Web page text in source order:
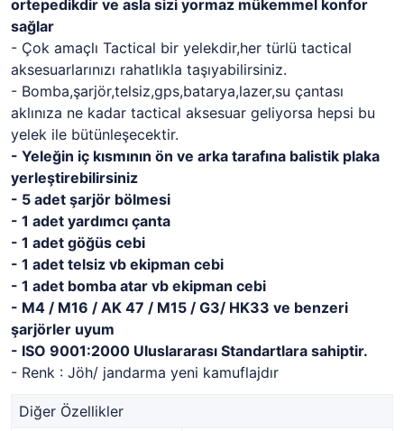
ortepedikdir ve asla sizi yormaz mükemmel konfor
sağlar
- Çok amaçlı Tactical bir yelekdir,her türlü tactical
aksesuarlarınızı rahatlıkla taşıyabilirsiniz.
- Bomba,şarjör,telsiz,gps,batarya,lazer,su çantası
aklınıza ne kadar tactical aksesuar geliyorsa hepsi bu
yelek ile bütünleşecektir.
- Yeleğin iç kısmının ön ve arka tarafına balistik plaka
yerleştirebilirsiniz
- 5 adet şarjör bölmesi
- 1 adet yardımcı çanta
- 1 adet göğüs cebi
- 1 adet telsiz vb ekipman cebi
- 1 adet bomba atar vb ekipman cebi
- M4 / M16 / AK 47 / M15 / G3/ HK33 ve benzeri
şarjörler uyum
- ISO 9001:2000 Uluslararası Standartlara sahiptir.
- Renk : Jöh/ jandarma yeni kamuflajdır
Diğer Özellikler